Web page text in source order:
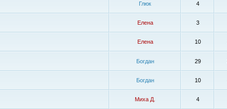
Глюк 4
Елена 3
Елена 10
Богдан 29
Богдан 10
Миха Д. 4